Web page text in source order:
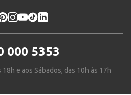
000 5353
e aos Sábados, das 10h às 17h